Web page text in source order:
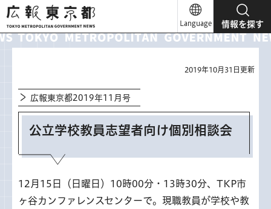
広報東京都
Language 情報を探す
2019年10月31日更新
広報東京都2019年11月号
公立学校教員志望者向け個別相談会
12月15日（日曜日）10時00分・13時30分、TKP市
ヶ谷カンファレンスセンターで。現職教員が学校や教